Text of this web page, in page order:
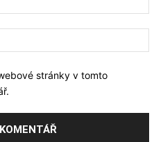
stránky v tomto